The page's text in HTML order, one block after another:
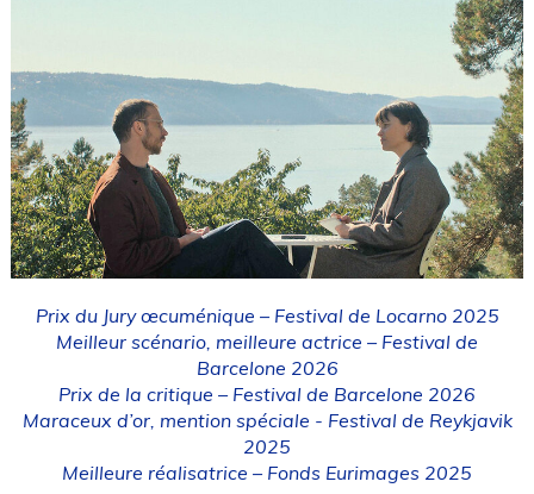
Prix du Jury œcuménique – Festival de Locarno 2025
Meilleur scénario, meilleure actrice – Festival de
Barcelone 2026
Prix de la critique – Festival de Barcelone 2026
Maraceux d’or, mention spéciale - Festival de Reykjavik
2025
Meilleure réalisatrice – Fonds Eurimages 2025